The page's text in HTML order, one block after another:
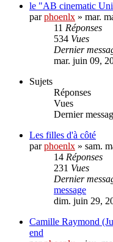
le "AB cinematic
parphoenlx » mar.
11 Réponses
534 Vues
Dernier
mar. juin 09,
Sujets
Réponses
Vues
Dernier
Les filles d'à côté
parphoenlx » sam.
14 Réponses
231 Vues
Dernier
message
dim. juin 29,
Camille Raymond
end